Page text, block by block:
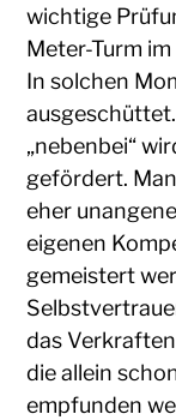
wichtige
Meter-Turm
In solchen
„nebenbei“
gefördert.
eher
eigenen
gemeistert
das
die allein
empfunden